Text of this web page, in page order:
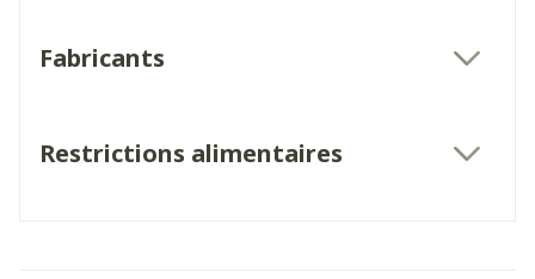
Fabricants
Restrictions alimentaires